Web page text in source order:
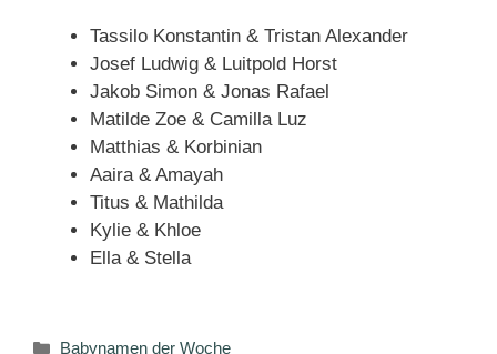
Tassilo Konstantin & Tristan Alexander
Josef Ludwig & Luitpold Horst
Jakob Simon & Jonas Rafael
Matilde Zoe & Camilla Luz
Matthias & Korbinian
Aaira & Amayah
Titus & Mathilda
Kylie & Khloe
Ella & Stella
Kategorien
Babynamen der Woche